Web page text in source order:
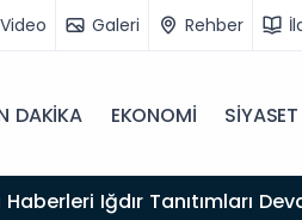
Video Galeri Rehber
DAKİKA EKONOMİ SİYASET